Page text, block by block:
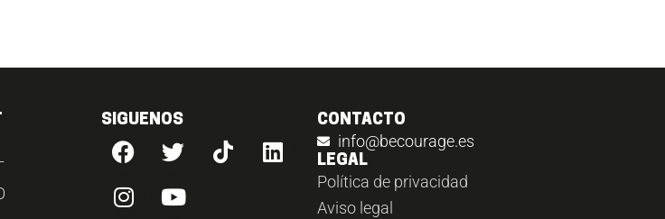
SIGUENOS CONTACTO
info@becourage.es
LEGAL
Política de privacidad
Aviso legal